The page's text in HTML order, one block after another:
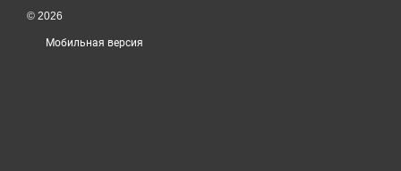
© 2026
Мобильная версия